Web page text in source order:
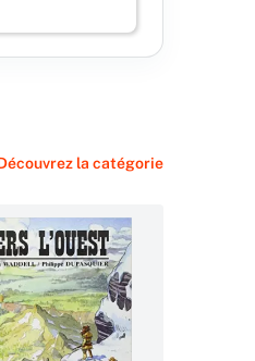
la catégorie